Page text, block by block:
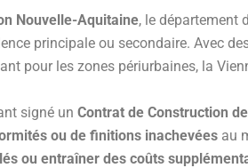
Nouvelle-Aquitaine, le département
principale ou secondaire. Avec
pour les zones périurbaines, la
signé un Contrat de Construction
ou de finitions inachevées au
ou entraîner des coûts